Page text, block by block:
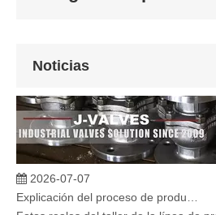
Noticias
Fotos reales del taller de la línea de